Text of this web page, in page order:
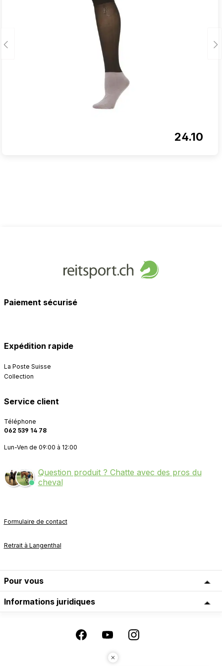
24.10
Paiement sécurisé
Expédition rapide
La Poste Suisse
Collection
Service client
Téléphone
062 539 14 78
Lun-Ven de 09:00 à 12:00
Question produit ? Chatte avec des pros du
cheval
Formulaire de contact
Retrait à Langenthal
Pour vous
Informations juridiques